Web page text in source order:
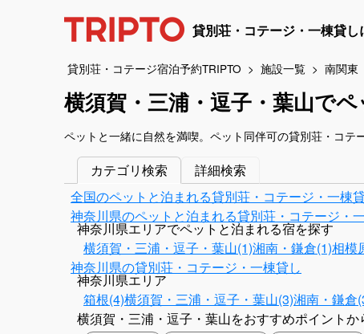
貸別荘・コテージ・一棟貸し
貸別荘・コテージ宿泊予約TRIPTO 施設一覧 南関東
横須賀・三浦・逗子・葉山で
ペットと一緒に自然を満喫。ペット同伴可の貸別荘・コテ
カテゴリ検索
詳細検索
全国のペットと泊まれる貸別荘・コテージ・一棟
神奈川県のペットと泊まれる貸別荘・コテージ・
神奈川県エリアでペットと泊まれる宿を探す
横須賀・三浦・逗子・葉山(1)湘南・鎌倉(1)相模
神奈川県の貸別荘・コテージ・一棟貸し
神奈川県エリア
箱根(4)横須賀・三浦・逗子・葉山(3)湘南・鎌倉
横須賀・三浦・逗子・葉山をおすすめポイントか